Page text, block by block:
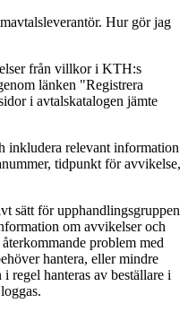
Hur gör jag
från villkor i KTH:s
länken "Registrera
i avtalskatalogen jämte
inkludera relevant information
tidpunkt för avvikelse,
sätt för upphandlingsgruppen
om avvikelser och
problem med
hantera, eller mindre
regel hanteras av beställare i